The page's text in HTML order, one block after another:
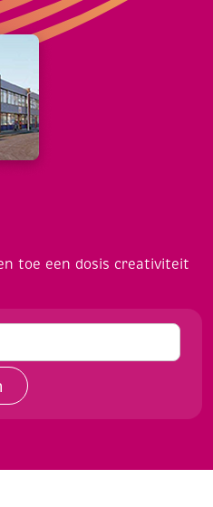
toe een dosis creativiteit